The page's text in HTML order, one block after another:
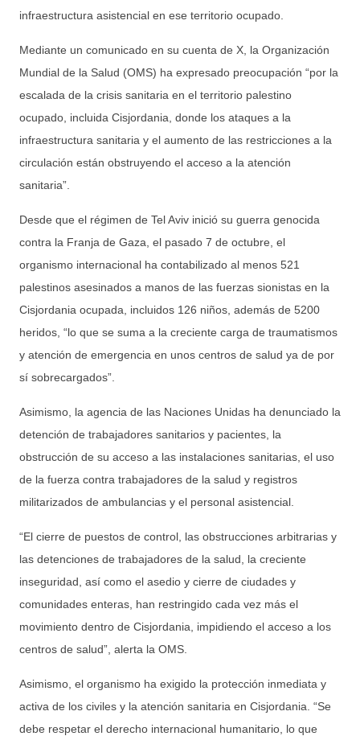
infraestructura asistencial en ese territorio ocupado.
Mediante un comunicado en su cuenta de X, la Organización
Mundial de la Salud (OMS) ha expresado preocupación “por la
escalada de la crisis sanitaria en el territorio palestino
ocupado, incluida Cisjordania, donde los ataques a la
infraestructura sanitaria y el aumento de las restricciones a la
circulación están obstruyendo el acceso a la atención
sanitaria”.
Desde que el régimen de Tel Aviv inició su guerra genocida
contra la Franja de Gaza, el pasado 7 de octubre, el
organismo internacional ha contabilizado al menos 521
palestinos asesinados a manos de las fuerzas sionistas en la
Cisjordania ocupada, incluidos 126 niños, además de 5200
heridos, “lo que se suma a la creciente carga de traumatismos
y atención de emergencia en unos centros de salud ya de por
sí sobrecargados”.
Asimismo, la agencia de las Naciones Unidas ha denunciado la
detención de trabajadores sanitarios y pacientes, la
obstrucción de su acceso a las instalaciones sanitarias, el uso
de la fuerza contra trabajadores de la salud y registros
militarizados de ambulancias y el personal asistencial.
“El cierre de puestos de control, las obstrucciones arbitrarias y
las detenciones de trabajadores de la salud, la creciente
inseguridad, así como el asedio y cierre de ciudades y
comunidades enteras, han restringido cada vez más el
movimiento dentro de Cisjordania, impidiendo el acceso a los
centros de salud”, alerta la OMS.
Asimismo, el organismo ha exigido la protección inmediata y
activa de los civiles y la atención sanitaria en Cisjordania. “Se
debe respetar el derecho internacional humanitario, lo que